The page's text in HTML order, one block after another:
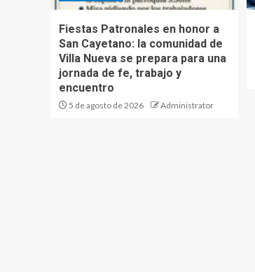
Fiestas Patronales en honor a
San Cayetano: la comunidad de
Villa Nueva se prepara para una
jornada de fe, trabajo y
encuentro
5 de agosto de 2026 Administrator